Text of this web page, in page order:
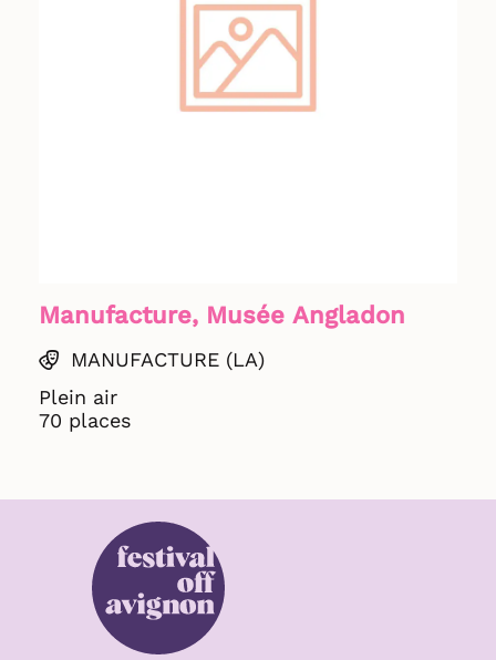
Manufacture, Musée Angladon
MANUFACTURE (LA)
Plein air
70 places